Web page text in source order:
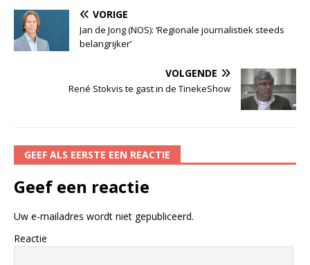
VORIGE
Jan de Jong (NOS): ‘Regionale journalistiek steeds
belangrijker’
VOLGENDE
René Stokvis te gast in de TinekeShow
GEEF ALS EERSTE EEN REACTIE
Geef een reactie
Uw e-mailadres wordt niet gepubliceerd.
Reactie